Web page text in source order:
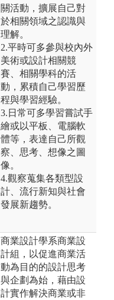
關活動，擴展自己對
於相關領域之認識與
理解。
2.平時可多參與校內外
美術或設計相關競
賽、相關學科的活
動，累積自己學習歷
程與學習經驗。
3.日常可多學習嘗試手
繪或以平板、電腦軟
體等，表達自己所觀
察、思考、想像之圖
像。
4.觀察蒐集各類型設
計、流行新知與社會
發展新趨勢。
商業設計學系商業設
計組，以促進商業活
動為目的的設計思考
與企劃為始，藉由設
計實作解決商業或非